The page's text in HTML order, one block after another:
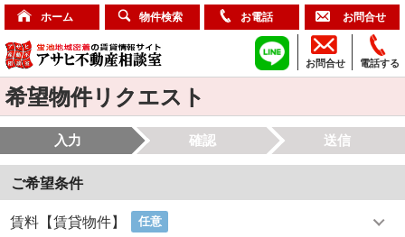
ホーム 物件検索 お電話 お問合せ
電話する
お問合せ
希望物件リクエスト
入力 確認 送信
ご希望条件
賃料【賃貸物件】 任意